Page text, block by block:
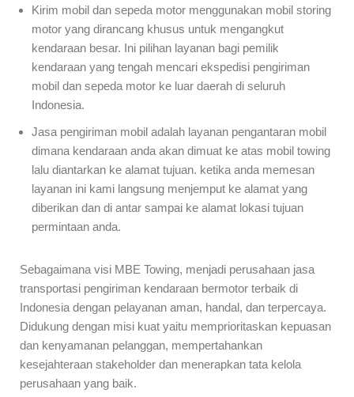
Kirim mobil dan sepeda motor menggunakan mobil storing
motor yang dirancang khusus untuk mengangkut
kendaraan besar. Ini pilihan layanan bagi pemilik
kendaraan yang tengah mencari ekspedisi pengiriman
mobil dan sepeda motor ke luar daerah di seluruh
Indonesia.
Jasa pengiriman mobil adalah layanan pengantaran mobil
dimana kendaraan anda akan dimuat ke atas mobil towing
lalu diantarkan ke alamat tujuan. ketika anda memesan
layanan ini kami langsung menjemput ke alamat yang
diberikan dan di antar sampai ke alamat lokasi tujuan
permintaan anda.
Sebagaimana visi MBE Towing, menjadi perusahaan jasa
transportasi pengiriman kendaraan bermotor terbaik di
Indonesia dengan pelayanan aman, handal, dan terpercaya.
Didukung dengan misi kuat yaitu memprioritaskan kepuasan
dan kenyamanan pelanggan, mempertahankan
kesejahteraan stakeholder dan menerapkan tata kelola
perusahaan yang baik.